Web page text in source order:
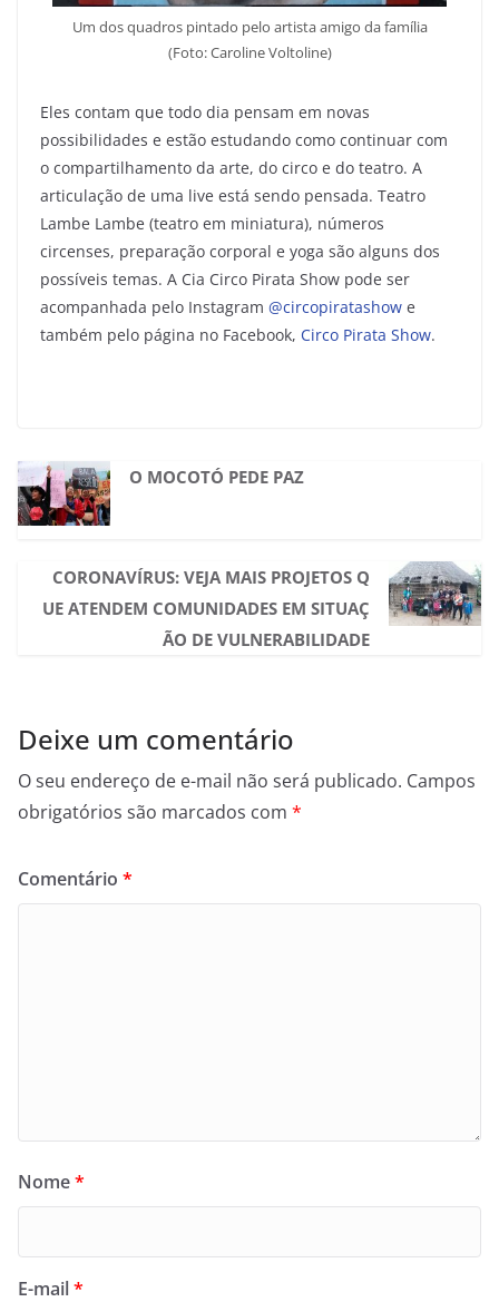
Um dos quadros pintado pelo artista amigo da família
(Foto: Caroline Voltoline)
Eles contam que todo dia pensam em novas
possibilidades e estão estudando como continuar com
o compartilhamento da arte, do circo e do teatro. A
articulação de uma live está sendo pensada. Teatro
Lambe Lambe (teatro em miniatura), números
circenses, preparação corporal e yoga são alguns dos
possíveis temas. A Cia Circo Pirata Show pode ser
acompanhada pelo Instagram @circopiratashow e
também pelo página no Facebook, Circo Pirata Show.
O MOCOTÓ PEDE PAZ
CORONAVÍRUS: VEJA MAIS PROJETOS Q
UE ATENDEM COMUNIDADES EM SITUAÇ
ÃO DE VULNERABILIDADE
Deixe um comentário
O seu endereço de e-mail não será publicado. Campos
obrigatórios são marcados com *
Comentário *
Nome*
E-mail*